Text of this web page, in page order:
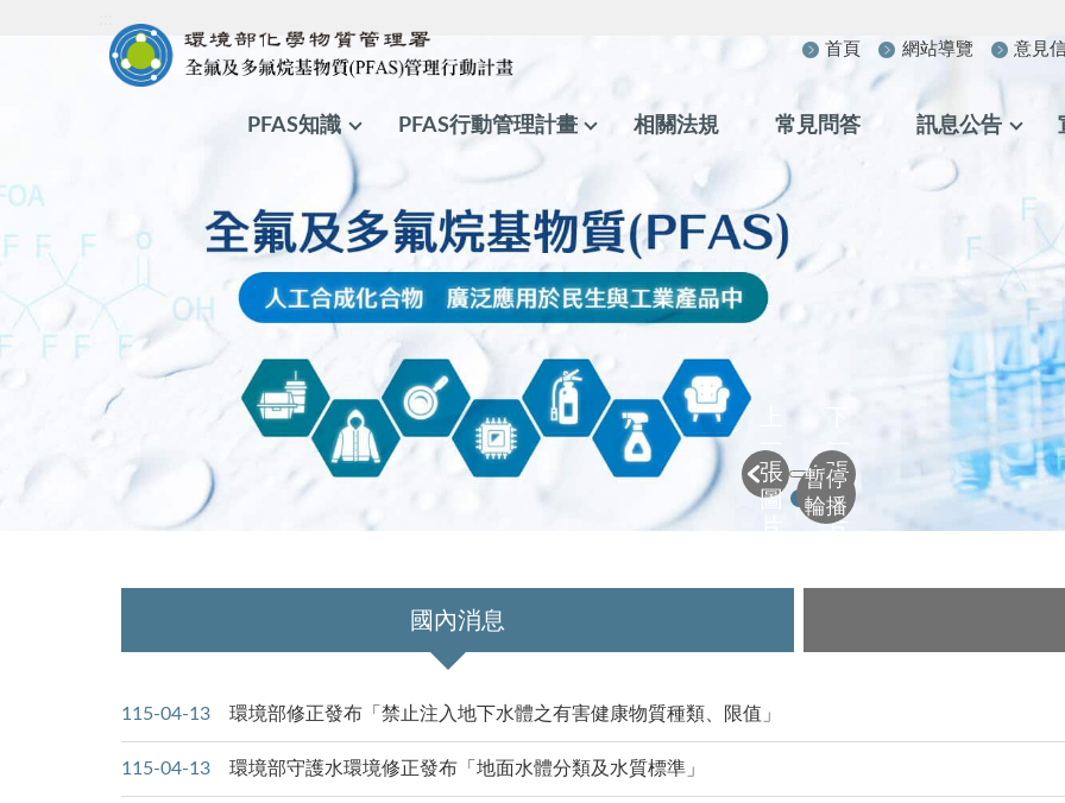
首頁 網站導覽 意見
PFAS知識 PFAS行動管理計畫 相關法規 常見問答 訊息公告
暫停
輪播
一
張
圖
一
張
圖
片
國內消息
115-04-13 環境部修正發布「禁止注入地下水體之有害健康物質種類、限值」
115-04-13 環境部守護水環境修正發布「地面水體分類及水質標準」